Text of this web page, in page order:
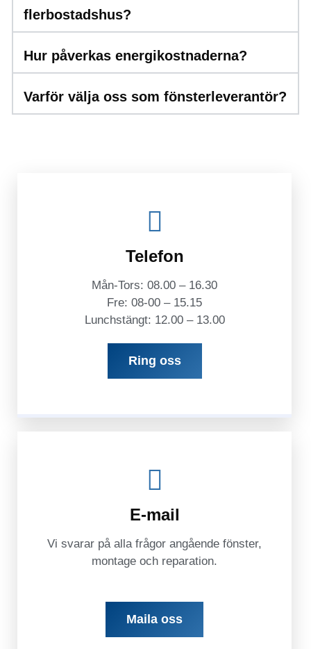
flerbostadshus?
Hur påverkas energikostnaderna?
Varför välja oss som fönsterleverantör?
Telefon
Mån-Tors: 08.00 – 16.30
Fre: 08-00 – 15.15
Lunchstängt: 12.00 – 13.00
Ring oss
E-mail
Vi svarar på alla frågor angående fönster,
montage och reparation.
Maila oss